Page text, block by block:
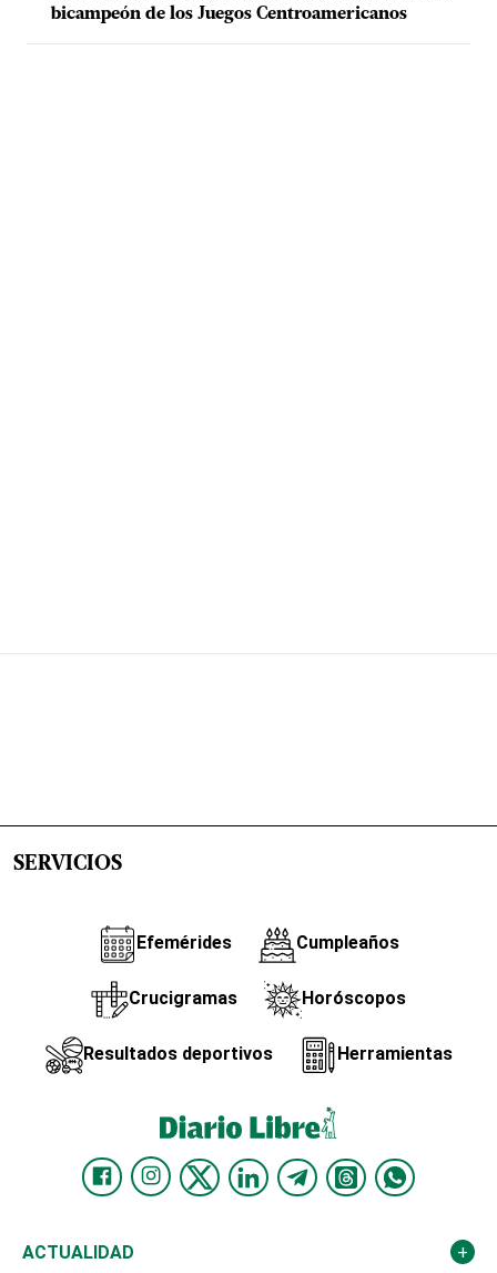
bicampeón de los Juegos Centroamericanos
SERVICIOS
Efemérides Cumpleaños
Crucigramas Horóscopos
Resultados deportivos Herramientas
ACTUALIDAD